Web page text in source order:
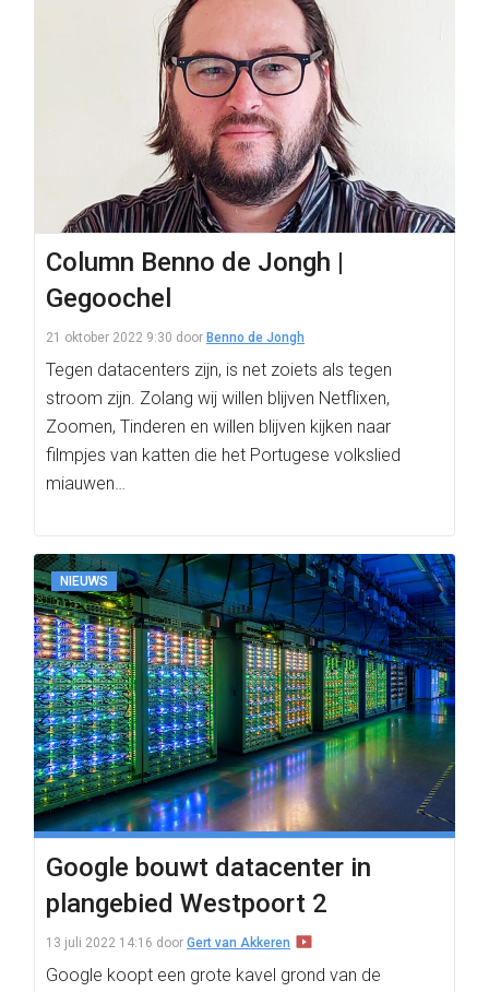
Column Benno de Jongh |
Gegoochel
21 oktober 2022 9:30 door Benno de Jongh
Tegen datacenters zijn, is net zoiets als tegen
stroom zijn. Zolang wij willen blijven Netflixen,
Zoomen, Tinderen en willen blijven kijken naar
filmpjes van katten die het Portugese volkslied
miauwen…
NIEUWS
Google bouwt datacenter in
plangebied Westpoort 2
13 juli 2022 14:16 door Gert van Akkeren
Google koopt een grote kavel grond van de